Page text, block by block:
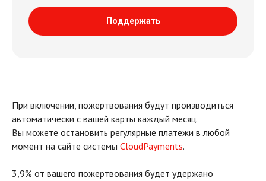
Поддержать
При включении, пожертвования будут производиться
автоматически с вашей карты каждый месяц.
Вы можете остановить регулярные платежи в любой
момент на сайте системы CloudPayments.
3,9% от вашего пожертвования будет удержано